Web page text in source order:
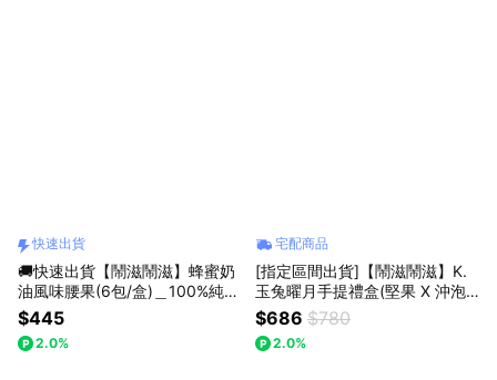
快速出貨
🚚快速出貨【鬧滋鬧滋】蜂蜜奶
油風味腰果(6包/盒)＿100%純天
然蜂蜜．濃郁奶香＿經典不敗
$445
2.0%
宅配商品
[指定區間出貨]【鬧滋鬧滋】K.
玉兔曜月手提禮盒(堅果 X 沖泡
飲共6入)＿美味堅果飲．創意風
味＿獨家口味_中秋禮盒_企業送
禮
$686 $780
2.0%